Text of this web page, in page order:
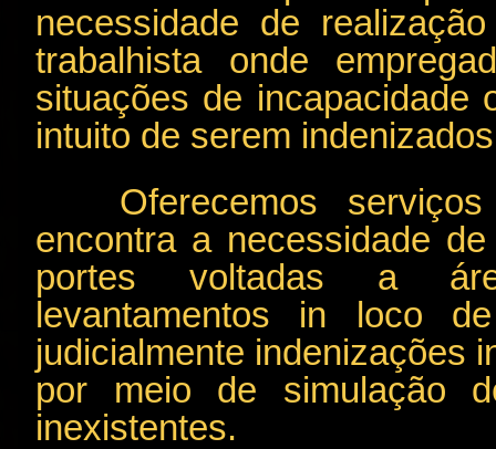
necessidade de
trabalhista onde
situações de incapacidade
intuito de serem
Oferecemos
encontra a necessidade
portes voltadas a
levantamentos in loco
judicialmente indenizações
por meio de simulação
inexistentes.